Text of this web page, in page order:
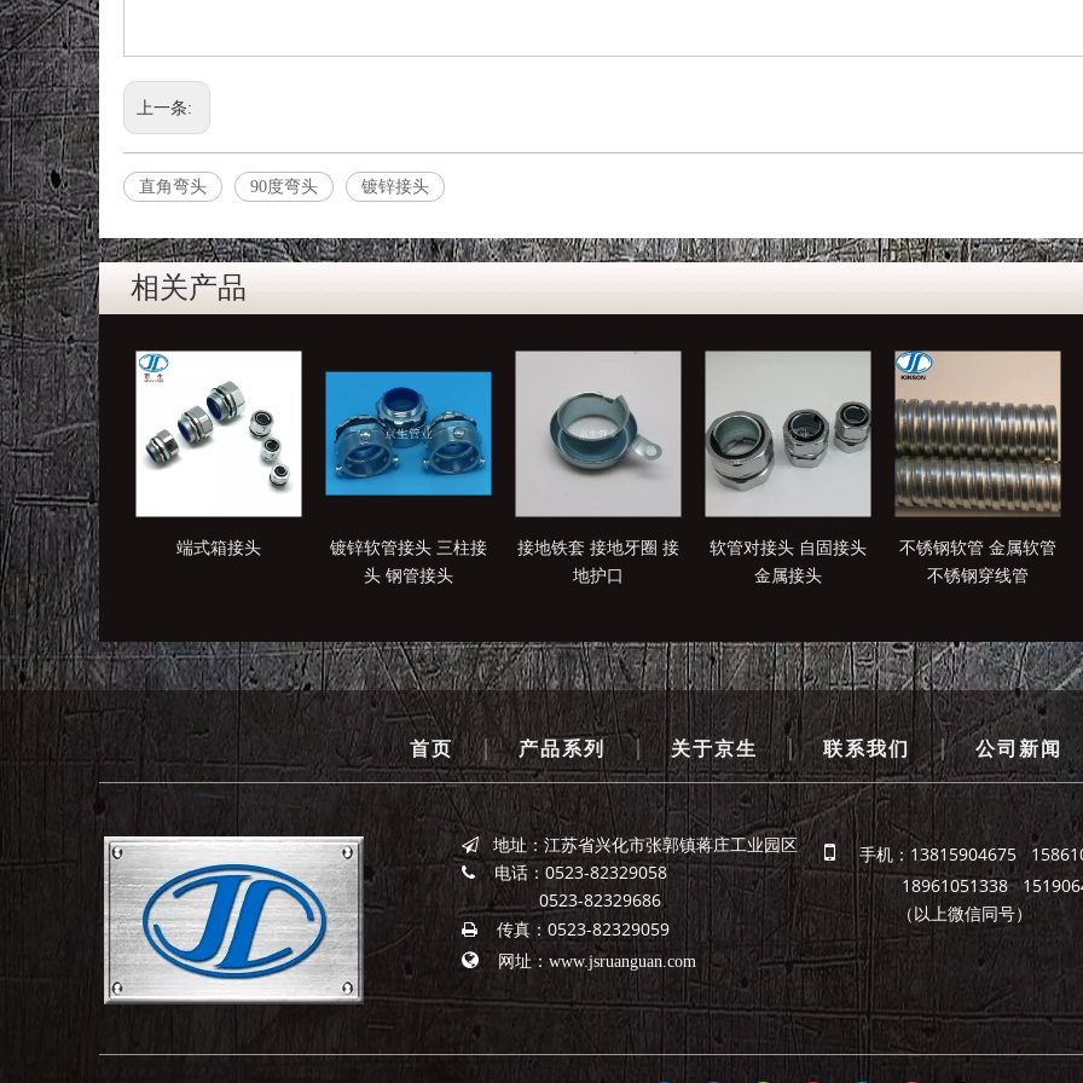
上一条:
直角弯头 90度弯头 镀锌接头
相关产品
端式箱接头
镀锌软管接头 三柱接
头 钢管接头
接地铁套 接地牙圈 接
地护口
软管对接头 自固接头
金属接头
不锈钢软管 金属软管
不锈钢穿线管
首页 | 产品系列 | 关于京生 | 联系我们 | 公司新闻
地址：江苏省兴化市张郭镇蒋庄工业园区
 电话：0523-82329058
0523-82329686
 传真：0523-82329059
 网址： www.jsruanguan.com

手机：13815904675
18961051338
（以上微信同号）